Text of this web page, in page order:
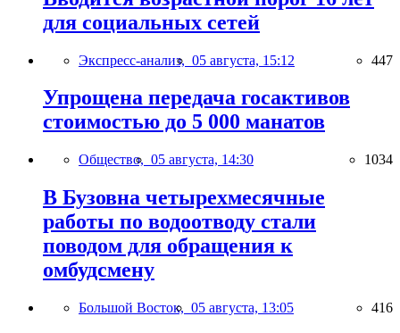
для социальных сетей
Экспресс-анализ, 05 августа, 15:12 447
Упрощена передача госактивов
стоимостью до 5 000 манатов
Общество, 05 августа, 14:30 1034
В Бузовна четырехмесячные
работы по водоотводу стали
поводом для обращения к
омбудсмену
Большой Восток, 05 августа, 13:05 416